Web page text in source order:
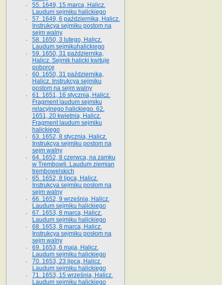
55. 1649, 15 marca, Halicz.
Laudum sejmiku halickiego
57. 1649, 6 października, Halicz.
Instrukcya sejmiku postom na
sejm walny
58. 1650, 3 lutego, Halicz.
Laudum sejmikuhalickiego
59. 1650, 31 października,
Halicz. Sejmik halicki kwituje
poborcę
60. 1650, 31 października,
Halicz. Instrukcya sejmiku
postom na sejm walny
61. 1651, 16 stycznia, Halicz.
Fragment laudum sejmiku
relacyjnego halickiego. 62.
1651, 20 kwietnia, Halicz.
Fragment laudum sejmiku
halickiego
63. 1652, 8 stycznia, Halicz.
Instrukcya sejmiku postom na
sejm walny
64. 1652, 8 czerwca, na zamku
w Trembowli. Laudum ziemian
trembowelskich
65. 1652, 8 lipca, Halicz.
Instrukcya sejmiku posłom na
sejm walny
66. 1652, 9 września, Halicz.
Laudum sejmiku halickiego
67. 1653, 8 marca, Halicz.
Laudum sejmiku halickiego
68. 1653, 8 marca, Halicz.
Instrukcya sejmiku posłom na
sejm walny
69. 1653, 6 maja, Halicz.
Laudum sejmiku halickiego
70. 1653, 23 lipca, Halicz.
Laudum sejmiku halickiego
71. 1653, 15 września, Halicz.
Laudum sejmiku halickiego